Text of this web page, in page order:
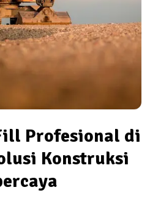
Profesional di
Konstruksi